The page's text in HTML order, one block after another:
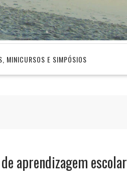
MINICURSOS E SIMPÓSIOS
aprendizagem escolar